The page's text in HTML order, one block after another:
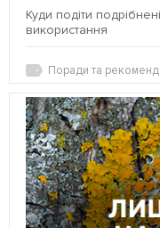
Куди подіти
використання
Поради та